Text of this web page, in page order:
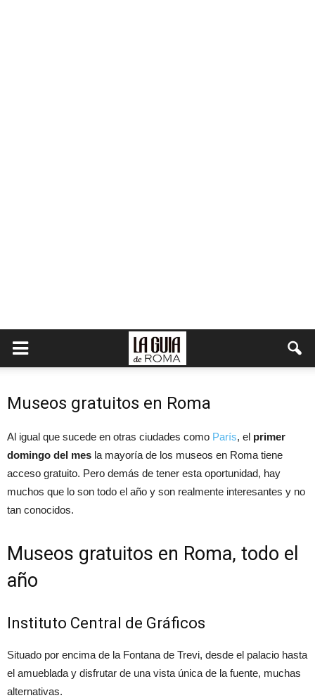
Museos gratuitos en Roma
Al igual que sucede en otras ciudades como París, el primer
domingo del mes la mayoría de los museos en Roma tiene
acceso gratuito. Pero demás de tener esta oportunidad, hay
muchos que lo son todo el año y son realmente interesantes y no
tan conocidos.
Museos gratuitos en Roma, todo el
año
Instituto Central de Gráficos
Situado por encima de la Fontana de Trevi, desde el palacio hasta
el amueblada y disfrutar de una vista única de la fuente, muchas
alternativas.